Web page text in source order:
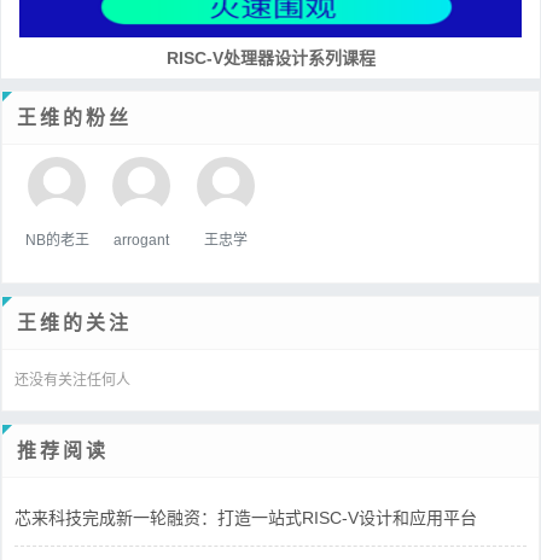
RISC-V处理器设计系列课程
王维的粉丝
NB的老王 arrogant 王忠学
王维的关注
还没有关注任何人
推荐阅读
芯来科技完成新一轮融资：打造一站式RISC-V设计和应用平台